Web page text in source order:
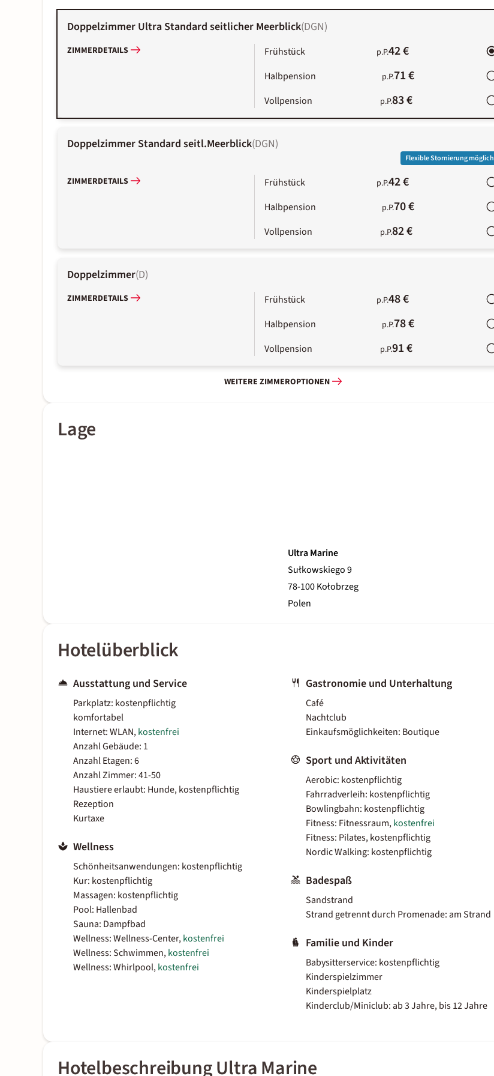
Doppelzimmer Ultra Standard seitlicher Meerblick(DGN)
ZIMMERDETAILS Frühstück p.P.42 €
Halbpension p.P.71 €
Vollpension p.P.83 €
Doppelzimmer Standard seitl.Meerblick(DGN)
Flexible Stornierung möglich
ZIMMERDETAILS Frühstück p.P.42 €
Halbpension p.P.70 €
Vollpension p.P.82 €
Doppelzimmer(D)
ZIMMERDETAILS Frühstück p.P.48 €
Halbpension p.P.78 €
Vollpension p.P.91 €
WEITERE ZIMMEROPTIONEN
Lage
Ultra Marine
Sułkowskiego 9
78-100 Kołobrzeg
Polen
Hotelüberblick
Ausstattung und Service
Parkplatz: kostenpflichtig
komfortabel
Internet: WLAN,kostenfrei
Anzahl Gebäude: 1
Anzahl Etagen: 6
Anzahl Zimmer: 41-50
Haustiere erlaubt: Hunde, kostenpflichtig
Rezeption
Kurtaxe
Wellness
Schönheitsanwendungen: kostenpflichtig
Kur: kostenpflichtig
Massagen: kostenpflichtig
Pool: Hallenbad
Sauna: Dampfbad
Wellness: Wellness-Center,kostenfrei
Wellness: Schwimmen,kostenfrei
Wellness: Whirlpool,kostenfrei
Gastronomie und Unterhaltung
Café
Nachtclub
Einkaufsmöglichkeiten: Boutique
Sport und Aktivitäten
Aerobic: kostenpflichtig
Fahrradverleih: kostenpflichtig
Bowlingbahn: kostenpflichtig
Fitness: Fitnessraum,kostenfrei
Fitness: Pilates, kostenpflichtig
Nordic Walking: kostenpflichtig
Badespaß
Sandstrand
Strand getrennt durch Promenade: am Strand
Familie und Kinder
Babysitterservice: kostenpflichtig
Kinderspielzimmer
Kinderspielplatz
Kinderclub/Miniclub: ab 3 Jahre, bis 12 Jahre
Hotelbeschreibung Ultra Marine